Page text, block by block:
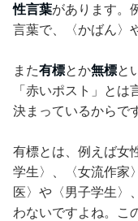
性言葉があります。
言葉で、〈かばん〉
また有標とか無標と
「赤いポスト」と
決まっているからで
有標とは、例えば女
学生〉、〈女流作家
医〉や〈男子学生〉
わないですよね。こ